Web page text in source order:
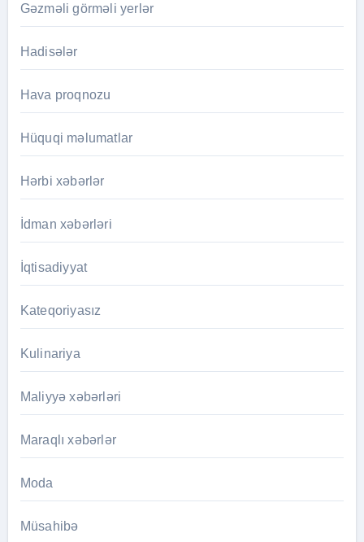
Gəzməli görməli yerlər
Hadisələr
Hava proqnozu
Hüquqi məlumatlar
Hərbi xəbərlər
İdman xəbərləri
İqtisadiyyat
Kateqoriyasız
Kulinariya
Maliyyə xəbərləri
Maraqlı xəbərlər
Moda
Müsahibə